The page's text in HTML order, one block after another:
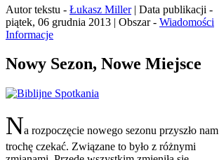
Autor tekstu - Łukasz Miller| Data publikacji -
piątek, 06 grudnia 2013 | Obszar - Wiadomości
Informacje
Nowy Sezon, Nowe Miejsce
Na rozpoczęcie nowego sezonu przyszło nam
trochę czekać. Związane to było z różnymi